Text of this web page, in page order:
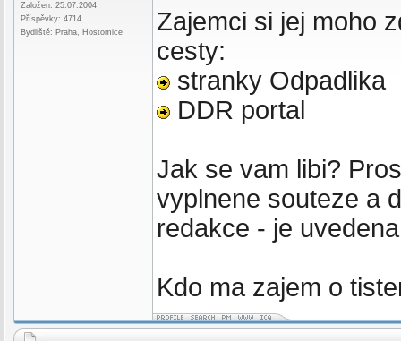
Založen: 25.07.2004
Příspěvky: 4714
Bydliště: Praha, Hostomice
Zajemci si jej moho
cesty:
stranky Odpadlika
DDR portal
Jak se vam libi?
vyplnene souteze a
redakce - je
Kdo ma zajem o